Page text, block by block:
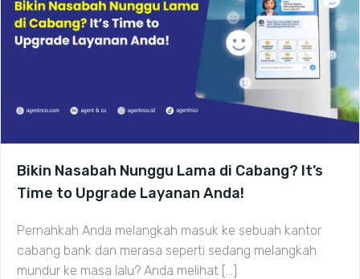
Bikin Nasabah Nunggu Lama di Cabang? It’s
Time to Upgrade Layanan Anda!
Pernahkah Anda melangkah masuk ke sebuah kantor
cabang bank dan merasa seperti sedang melangkah
mundur ke masa lalu? Anda melihat […]